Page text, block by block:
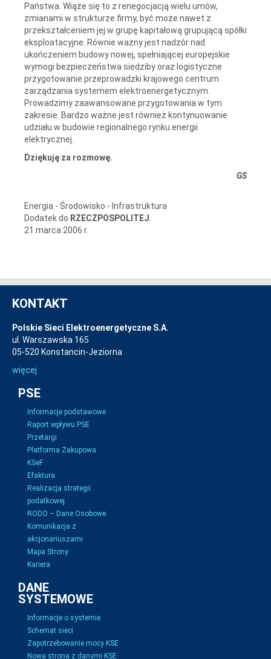
Państwa. Wiąże się to z renegocjacją wielu umów,
zmianami w strukturze firmy, być może nawet z
przekształceniem jej w grupę kapitałową grupującą spółki
eksploatacyjne. Równie ważny jest nadzór nad
ukończeniem budowy nowej, spełniającej europejskie
wymogi bezpieczeństwa siedziby oraz logistyczne
przygotowanie przeprowadzki krajowego centrum
zarządzania systemem elektroenergetycznym.
Prowadzimy zaawansowane przygotowania w tym
zakresie. Bardzo ważne jest również kontynuowanie
udziału w budowie regionalnego rynku energii
elektrycznej.
Dziękuję za rozmowę.
GS
Energia - Środowisko - Infrastruktura
Dodatek do RZECZPOSPOLITEJ
21 marca 2006 r.
KONTAKT
Polskie Sieci Elektroenergetyczne S.A.
ul. Warszawska 165
05-520 Konstancin-Jeziorna
więcej
PSE
Informacje podstawowe
Raport wpływu PSE
Przetargi
Platforma Zakupowa
KSeF
Efaktura
Realizacja strategii
podatkowej
RODO – Dane Osobowe
Komunikacja z
akcjonariuszami
Mapa Strony
Kariera
DANE
SYSTEMOWE
Informacje o systemie
Schemat sieci
Zapotrzebowanie mocy KSE
Nowa strona z danymi KSE